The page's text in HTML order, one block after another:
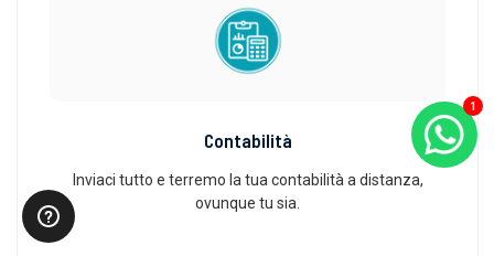
1
Contabilità
Inviaci tutto e terremo la tua contabilità a distanza,
ovunque tu sia.